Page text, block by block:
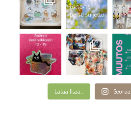
Lataa lisää...